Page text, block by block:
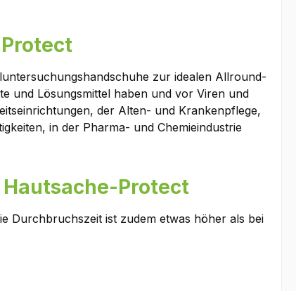
zur idealen Allround-
und Lösungsmittel haben und vor Viren und
der Alten- und Krankenpflege,
in der Pharma- und Chemieindustrie
Protect
Durchbruchszeit ist zudem etwas höher als bei